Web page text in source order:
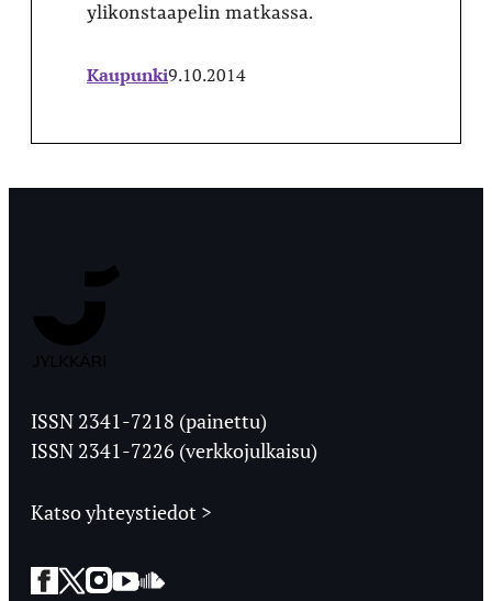
ylikonstaapelin matkassa.
Kaupunki9.10.2014
Ylioppilaslehti
ISSN 2341-7218 (painettu)
ISSN 2341-7226 (verkkojulkaisu)
Katso yhteystiedot >
Facebook
Twitter
Instagram
YouTube
SoundCloud